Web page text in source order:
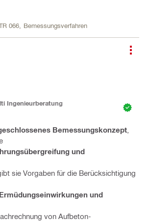
066, Bemessungsverfahren
Ingenieurberatung
Bemessungskonzept
und
sie Vorgaben für die Berücksichtigung
und
von Aufbeton-